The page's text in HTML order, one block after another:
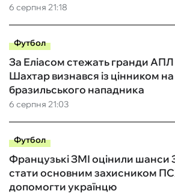
6 серпня 21:18
Футбол
6 серпня 21:03
За Еліасом стежать гранди АПЛ
Шахтар визнався із цінником на
бразильського нападника
Футбол
Французькі ЗМІ оцінили шанси
стати основним захисником
допомогти українцю